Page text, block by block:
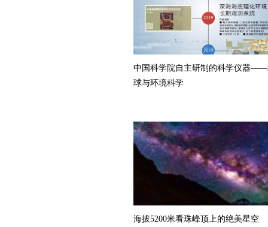
中国科学院自主研制的科学仪器
球与环境科学
海拔5200米看珠峰顶上的绝美星空